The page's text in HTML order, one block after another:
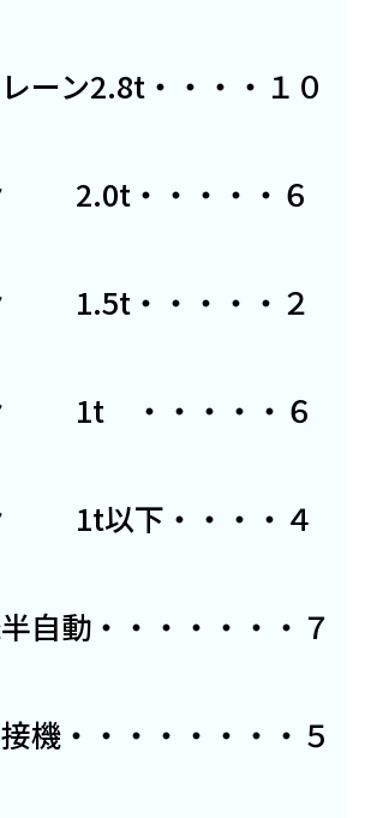
ーン2.8t・・・・１０
・・・・・６
・・・・・２
・・・・・６
以下・・・・４
自動・・・・・・・７
機・・・・・・・・５